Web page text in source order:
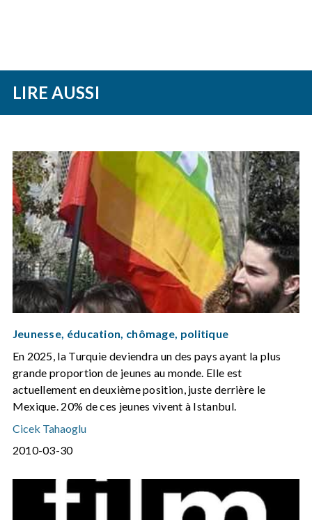
LIRE AUSSI
Jeunesse, éducation, chômage, politique
En 2025, la Turquie deviendra un des pays ayant la plus
grande proportion de jeunes au monde. Elle est
actuellement en deuxième position, juste derrière le
Mexique. 20% de ces jeunes vivent à Istanbul.
Cicek Tahaoglu
2010-03-30